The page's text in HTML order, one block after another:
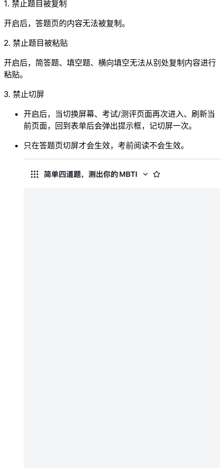
1. 禁止题目被复制
开启后，答题页的内容无法被复制。
2. 禁止题目被粘贴
开启后，简答题、填空题、横向填空无法从别处复制内容进行
粘贴。
3. 禁止切屏
开启后，当切换屏幕、考试/测评页面再次进入、刷新当
前页面，回到表单后会弹出提示框，记切屏一次。
只在答题页切屏才会生效，考前阅读不会生效。